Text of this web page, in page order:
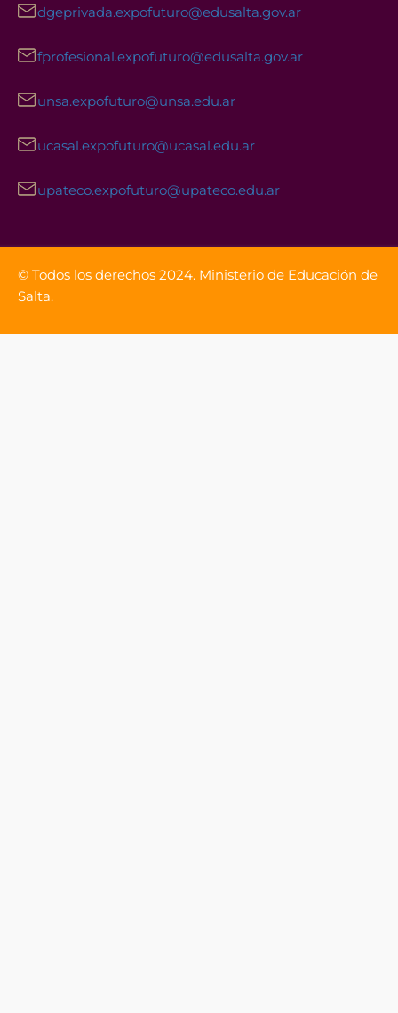
dgeprivada.expofuturo@edusalta.gov.ar
fprofesional.expofuturo@edusalta.gov.ar
unsa.expofuturo@unsa.edu.ar
ucasal.expofuturo@ucasal.edu.ar
upateco.expofuturo@upateco.edu.ar
© Todos los derechos 2024. Ministerio de Educación de
Salta.